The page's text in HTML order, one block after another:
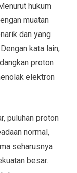
hukum
muatan
dan yang
kata lain,
proton
elektron
puluhan proton
normal,
seharusnya
besar.